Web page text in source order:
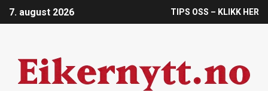
7. august 2026 TIPS OSS – KLIKK HER